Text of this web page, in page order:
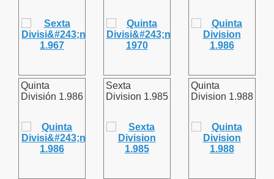
Quinta
División 1.986
Sexta
Division 1.985
Quinta
Division 1.988